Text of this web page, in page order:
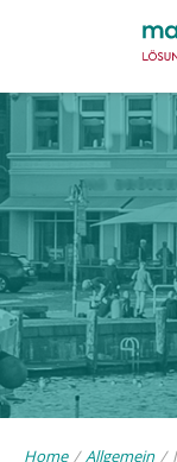
Home /Allgemein /